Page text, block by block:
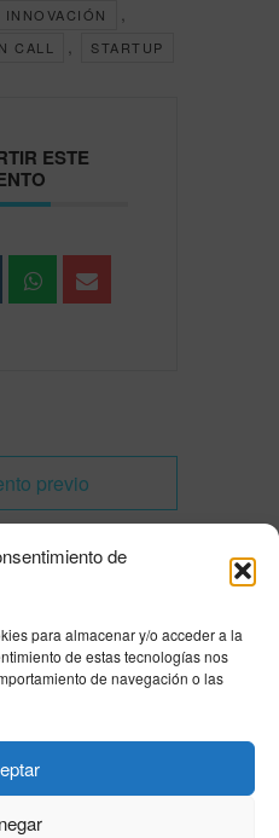
de
para almacenar y/o acceder a la
de estas tecnologías nos
de navegación o las
INNOVACIÓN ,
CALL , STARTUP
ESTE
previo
Events Calendar
Política de cookies|DNSH|Trabaja con